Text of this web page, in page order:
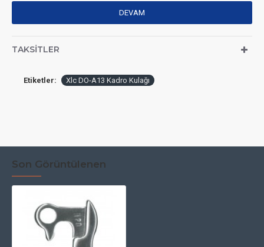
DEVAM
TAKSITLER
Etiketler: Xlc DO-A13 Kadro Kulağı
Son Görüntülenen